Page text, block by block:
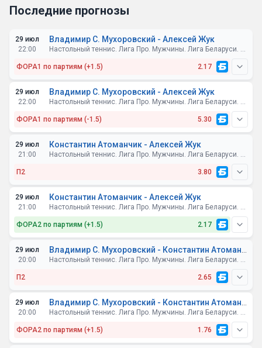
Последние прогнозы
29 июл
22:00
Владимир С. Мухоровский - Алексей Жук
Настольный теннис. Лига Про. Мужчины. Лига Беларуси. Стол А15
ФОРА1 по партиям (+1.5) 2.17
29 июл
22:00
Владимир С. Мухоровский - Алексей Жук
Настольный теннис. Лига Про. Мужчины. Лига Беларуси. Стол А15
ФОРА1 по партиям (-1.5) 5.30
29 июл
21:00
Константин Атоманчик - Алексей Жук
Настольный теннис. Лига Про. Мужчины. Лига Беларуси. Стол А15
П2 3.80
29 июл
21:00
Константин Атоманчик - Алексей Жук
Настольный теннис. Лига Про. Мужчины. Лига Беларуси. Стол А15
ФОРА2 по партиям (+1.5) 2.17
29 июл
20:00
Настольный теннис. Лига Про. Мужчины. Лига Беларуси. Стол А15
П2 2.65
29 июл
20:00
Настольный теннис. Лига Про. Мужчины. Лига Беларуси. Стол А15
ФОРА2 по партиям (+1.5) 1.76